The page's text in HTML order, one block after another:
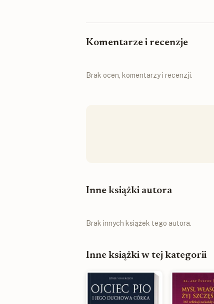
Komentarze i recenzje
Brak ocen, komentarzy i recenzji.
Inne książki autora
Brak innych książek tego autora.
Inne książki w tej kategorii